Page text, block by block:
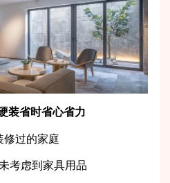
装省时省心省力
修过的家庭
考虑到家具用品